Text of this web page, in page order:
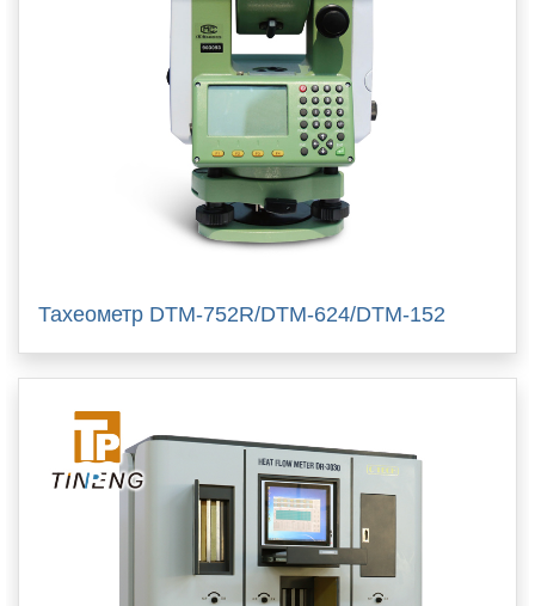
Тахеометр DTM-752R/DTM-624/DTM-152